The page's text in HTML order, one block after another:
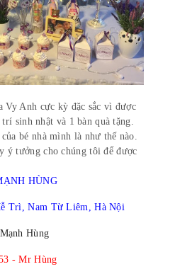
Vy Anh cực kỳ đặc sắc vì được
sinh nhật và 1 bàn quà tặng.
bé nhà mình là như thế nào.
ý tưởng cho chúng tôi để được
HÙNG
Trì, Nam Từ Liêm, Hà Nội
Hùng
- Mr Hùng